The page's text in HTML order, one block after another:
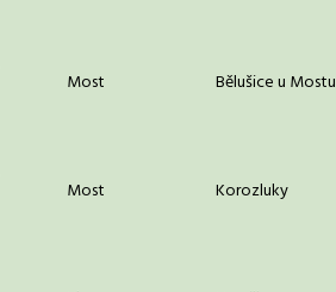
Most Bělušice u Mostu
Most Korozluky